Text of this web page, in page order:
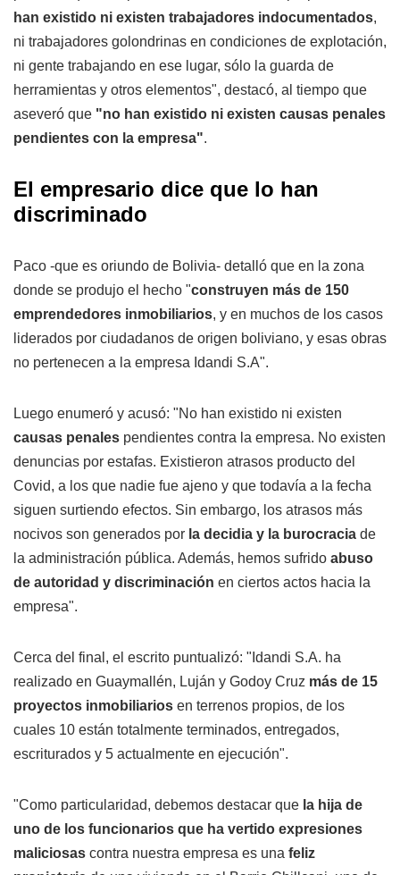
han existido ni existen trabajadores indocumentados,
ni trabajadores golondrinas en condiciones de explotación,
ni gente trabajando en ese lugar, sólo la guarda de
herramientas y otros elementos", destacó, al tiempo que
aseveró que "no han existido ni existen causas penales
pendientes con la empresa".
El empresario dice que lo han
discriminado
Paco -que es oriundo de Bolivia- detalló que en la zona
donde se produjo el hecho "construyen más de 150
emprendedores inmobiliarios, y en muchos de los casos
liderados por ciudadanos de origen boliviano, y esas obras
no pertenecen a la empresa Idandi S.A".
Luego enumeró y acusó: "No han existido ni existen
causas penales pendientes contra la empresa. No existen
denuncias por estafas. Existieron atrasos producto del
Covid, a los que nadie fue ajeno y que todavía a la fecha
siguen surtiendo efectos. Sin embargo, los atrasos más
nocivos son generados por la decidia y la burocracia de
la administración pública. Además, hemos sufrido abuso
de autoridad y discriminación en ciertos actos hacia la
empresa".
Cerca del final, el escrito puntualizó: "Idandi S.A. ha
realizado en Guaymallén, Luján y Godoy Cruz más de 15
proyectos inmobiliarios en terrenos propios, de los
cuales 10 están totalmente terminados, entregados,
escriturados y 5 actualmente en ejecución".
"Como particularidad, debemos destacar que la hija de
uno de los funcionarios que ha vertido expresiones
maliciosas contra nuestra empresa es una feliz